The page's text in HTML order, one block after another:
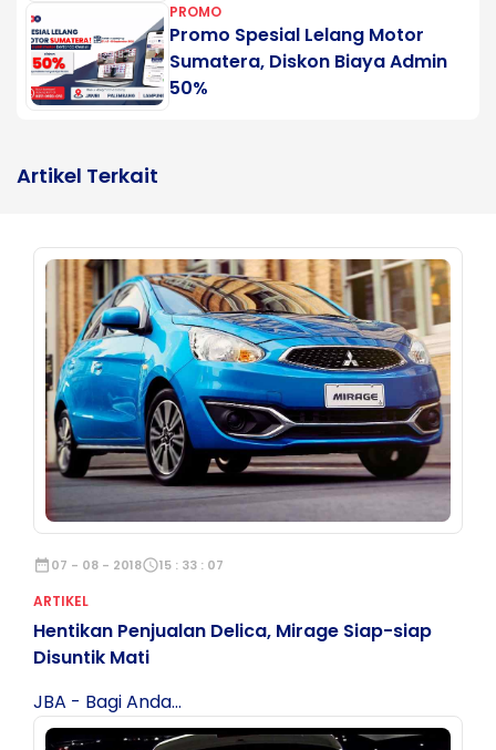
PROMO
Promo Spesial Lelang Motor
Sumatera, Diskon Biaya Admin
50%
Artikel Terkait
date_range07 - 08 - 2018schedule15 : 33 : 07
ARTIKEL
Hentikan Penjualan Delica, Mirage Siap-siap
Disuntik Mati
JBA - Bagi Anda...